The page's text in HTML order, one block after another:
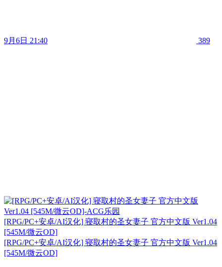
9月6日 21:40 389
[RPG/PC+安卓/AI汉化] 寝取村的圣女妻子 官方中文版 Ver1.04
[545M/微云OD]
[RPG/PC+安卓/AI汉化] 寝取村的圣女妻子 官方中文版 Ver1.04
[545M/微云OD]